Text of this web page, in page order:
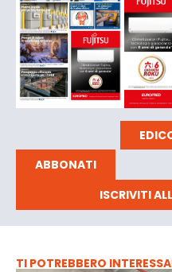
ABBONATI
ISCRIVITI
TI POTREBBERO